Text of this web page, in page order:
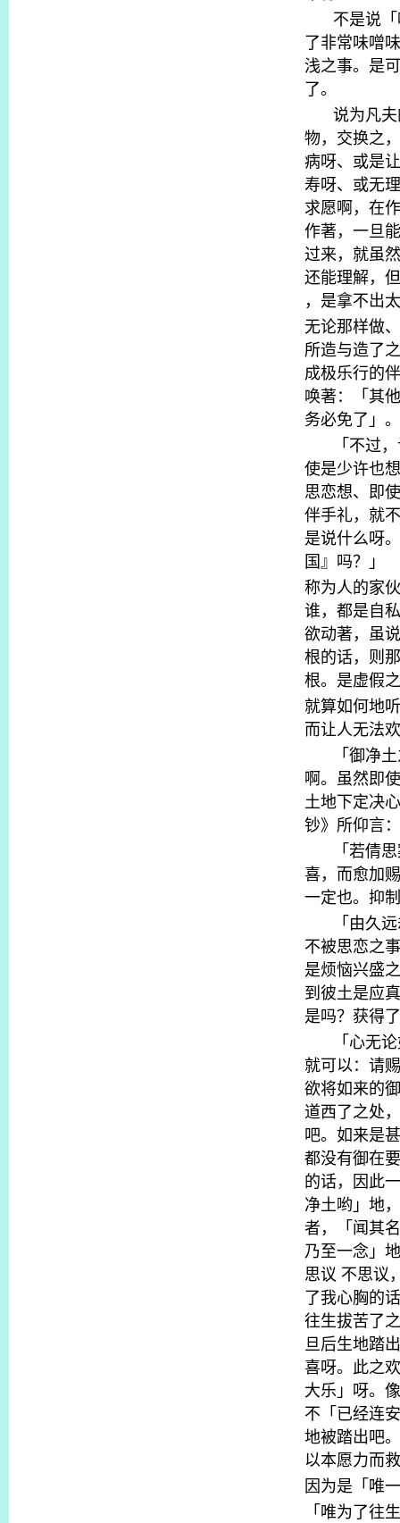
不是说
了非常味噌
浅之事。是
了。
说为凡
物，交换之
病呀、或是
寿呀、或无
求愿啊，在
作著，一旦
过来，就虽
还能理解，
，是拿不出
无论那样做
所造与造了
成极乐行的
唤著：「其
务必免了」。
「不过
使是少许也
思恋想、即
伴手礼，就
是说什么呀
国』吗？」
称为人的家
谁，都是自
欲动著，虽
根的话，则
根。是虚假
就算如何地
而让人无法
「御净
啊。虽然即
土地下定决
钞》所仰言：
「若倩
喜，而愈加
一定也。抑
「由久
不被思恋之
是烦恼兴盛
到彼土是应
是吗？获得
「心无
就可以：请
欲将如来的
道西了之处
吧。如来是
都没有御在
的话，因此
净土哟」地
者，「闻其
乃至一念」
思议 不思议
了我心胸的
往生拔苦了
旦后生地踏
喜呀。此之
大乐」呀。
不「已经连
地被踏出吧
以本愿力而
因为是「唯
「唯为了往